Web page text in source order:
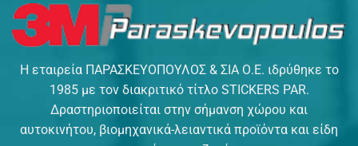
Η εταιρεία ΠΑΡΑΣΚΕΥΟΠΟΥΛΟΣ & ΣΙΑ Ο.Ε. ιδρύθηκε το
1985 με τον διακριτικό τίτλο STICKERS PAR.
Δραστηριοποιείται στην σήμανση χώρου και
αυτοκινήτου, βιομηχανικά-λειαντικά προϊόντα και είδη